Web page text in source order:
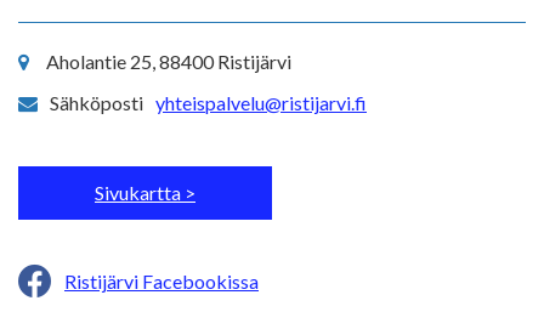
Aholantie 25, 88400 Ristijärvi
Sähköposti yhteispalvelu@ristijarvi.fi
Sivukartta >
Ristijärvi Facebookissa